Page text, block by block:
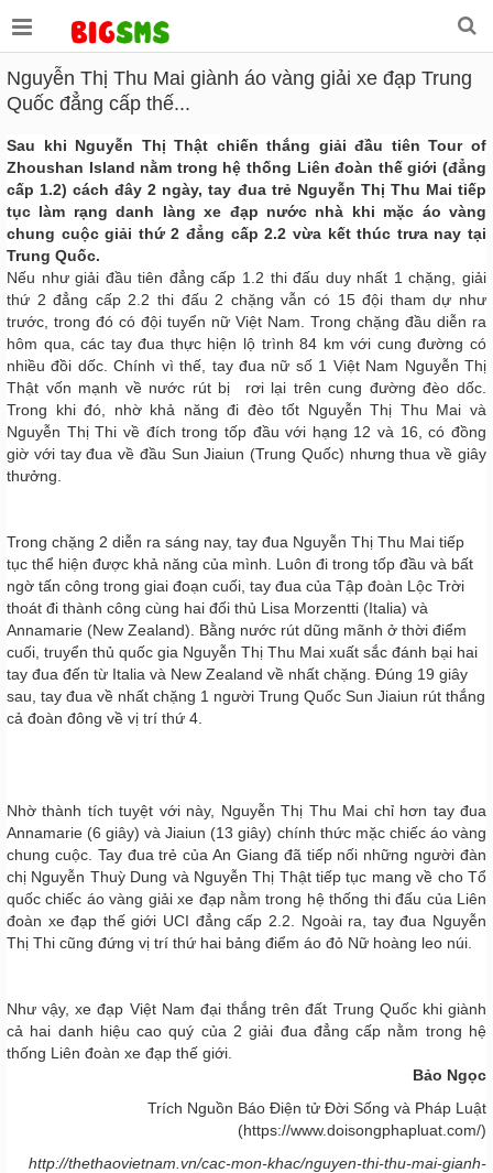
Nguyễn Thị Thu Mai giành áo vàng giải xe đạp Trung
Quốc đẳng cấp thế...
Sau khi Nguyễn Thị Thật chiến thắng giải đầu tiên Tour of
Zhoushan Island nằm trong hệ thống Liên đoàn thế giới (đẳng
cấp 1.2) cách đây 2 ngày, tay đua trẻ Nguyễn Thị Thu Mai tiếp
tục làm rạng danh làng xe đạp nước nhà khi mặc áo vàng
chung cuộc giải thứ 2 đẳng cấp 2.2 vừa kết thúc trưa nay tại
Trung Quốc.
Nếu như giải đầu tiên đẳng cấp 1.2 thi đấu duy nhất 1 chặng, giải
thứ 2 đẳng cấp 2.2 thi đấu 2 chặng vẫn có 15 đội tham dự như
trước, trong đó có đội tuyển nữ Việt Nam. Trong chặng đầu diễn ra
hôm qua, các tay đua thực hiện lộ trình 84 km với cung đường có
nhiều đồi dốc. Chính vì thế, tay đua nữ số 1 Việt Nam Nguyễn Thị
Thật vốn mạnh về nước rút bị rơi lại trên cung đường đèo dốc.
Trong khi đó, nhờ khả năng đi đèo tốt Nguyễn Thị Thu Mai và
Nguyễn Thị Thi về đích trong tốp đầu với hạng 12 và 16, có đồng
giờ với tay đua về đầu Sun Jiaiun (Trung Quốc) nhưng thua về giây
thưởng.
Trong chặng 2 diễn ra sáng nay, tay đua Nguyễn Thị Thu Mai tiếp
tục thể hiện được khả năng của mình. Luôn đi trong tốp đầu và bất
ngờ tấn công trong giai đoạn cuối, tay đua của Tập đoàn Lộc Trời
thoát đi thành công cùng hai đối thủ Lisa Morzentti (Italia) và
Annamarie (New Zealand). Bằng nước rút dũng mãnh ở thời điểm
cuối, truyển thủ quốc gia Nguyễn Thị Thu Mai xuất sắc đánh bại hai
tay đua đến từ Italia và New Zealand về nhất chặng. Đúng 19 giây
sau, tay đua về nhất chặng 1 người Trung Quốc Sun Jiaiun rút thắng
cả đoàn đông về vị trí thứ 4.
Nhờ thành tích tuyệt với này, Nguyễn Thị Thu Mai chỉ hơn tay đua
Annamarie (6 giây) và Jiaiun (13 giây) chính thức mặc chiếc áo vàng
chung cuộc. Tay đua trẻ của An Giang đã tiếp nối những người đàn
chị Nguyễn Thuỳ Dung và Nguyễn Thị Thật tiếp tục mang về cho Tổ
quốc chiếc áo vàng giải xe đạp nằm trong hệ thống thi đấu của Liên
đoàn xe đạp thế giới UCI đẳng cấp 2.2. Ngoài ra, tay đua Nguyễn
Thị Thi cũng đứng vị trí thứ hai bảng điểm áo đỏ Nữ hoàng leo núi.
Như vậy, xe đạp Việt Nam đại thắng trên đất Trung Quốc khi giành
cả hai danh hiệu cao quý của 2 giải đua đẳng cấp nằm trong hệ
thống Liên đoàn xe đạp thế giới.
Bảo Ngọc
Trích Nguồn Báo Điện tử Đời Sống và Pháp Luật
(https://www.doisongphapluat.com/)
http://thethaovietnam.vn/cac-mon-khac/nguyen-thi-thu-mai-gianh-